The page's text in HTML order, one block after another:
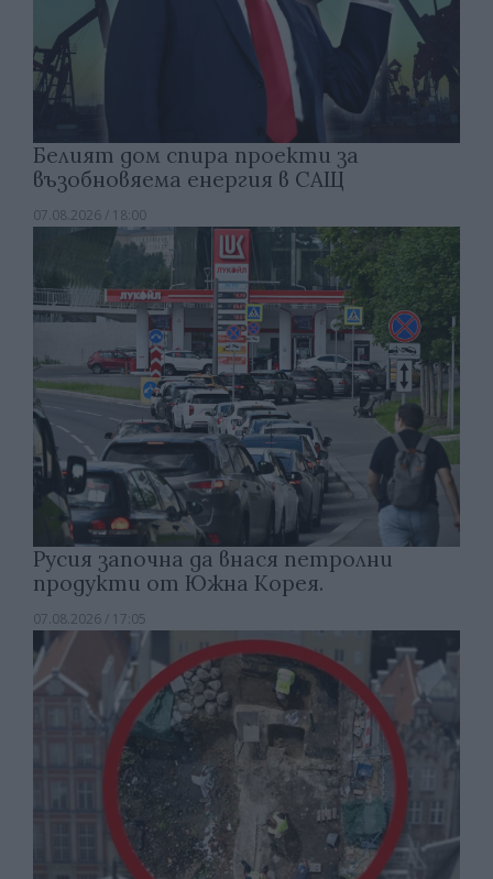
Белият дом спира проекти за
възобновяема енергия в САЩ
07.08.2026 / 18:00
Русия започна да внася петролни
продукти от Южна Корея.
07.08.2026 / 17:05